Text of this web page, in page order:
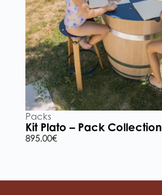
Packs
Kit Plato – Pack Collection
895.00€